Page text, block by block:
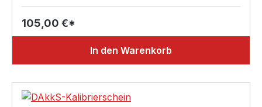
105,00 €*
In den Warenkorb